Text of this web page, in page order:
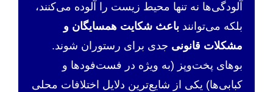
آلودگی‌ها نه تنها محیط زیست را آلوده می‌کنند،
بلکه می‌توانند باعث شکایت همسایگان و
مشکلات قانونی جدی برای رستوران شوند.
بوهای پخت‌وپز (به ویژه در فست‌فودها و
کبابی‌ها) یکی از شایع‌ترین دلایل اختلافات محلی